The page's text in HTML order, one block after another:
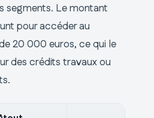
segments. Le montant
pour accéder au
20 000 euros, ce qui le
des crédits travaux ou